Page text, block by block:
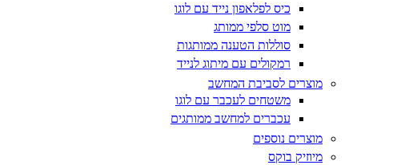
כיס לפלאפון נייד עם לוגו
מוט סלפי ממותג
סוללות הטענה ממותגות
רמקולים עם מיתוג לנייד
מוצרים לסביבת המחשב
משטחים לעכבר עם לוגו
עכברים למחשב ממותגים
מוצרים נוספים
מיוזיק בוקס